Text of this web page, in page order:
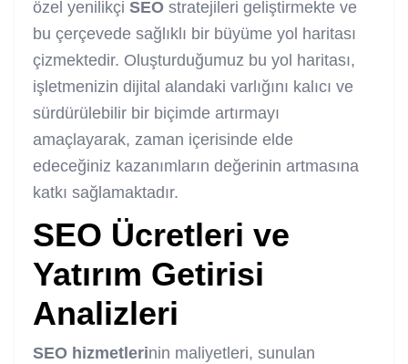
özel yenilikçi SEO stratejileri geliştirmekte ve
bu çerçevede sağlıklı bir büyüme yol haritası
çizmektedir. Oluşturduğumuz bu yol haritası,
işletmenizin dijital alandaki varlığını kalıcı ve
sürdürülebilir bir biçimde artırmayı
amaçlayarak, zaman içerisinde elde
edeceğiniz kazanımların değerinin artmasına
katkı sağlamaktadır.
SEO Ücretleri ve
Yatırım Getirisi
Analizleri
SEO hizmetlerinin maliyetleri, sunulan